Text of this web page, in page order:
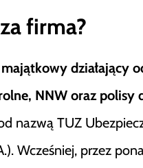
firma?
działający
NNW oraz polisy
nazwą TUZ
Wcześniej, przez